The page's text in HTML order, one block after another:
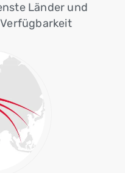
Länder und